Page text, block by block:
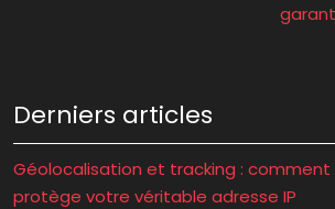
Derniers articles
Géolocalisation et tracking : comment
protège votre véritable adresse IP